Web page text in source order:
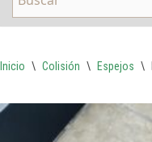
Inicio \ Colisión \ Espejos \